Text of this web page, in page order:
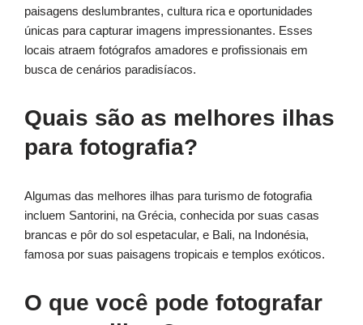
paisagens deslumbrantes, cultura rica e oportunidades
únicas para capturar imagens impressionantes. Esses
locais atraem fotógrafos amadores e profissionais em
busca de cenários paradisíacos.
Quais são as melhores ilhas
para fotografia?
Algumas das melhores ilhas para turismo de fotografia
incluem Santorini, na Grécia, conhecida por suas casas
brancas e pôr do sol espetacular, e Bali, na Indonésia,
famosa por suas paisagens tropicais e templos exóticos.
O que você pode fotografar